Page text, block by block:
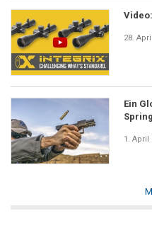
28.
Ein
1. April